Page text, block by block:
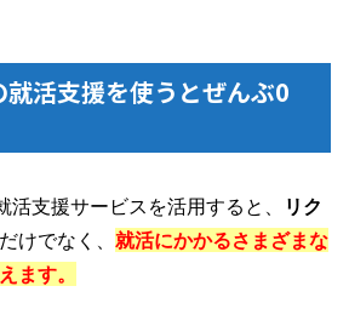
就活支援を使うとぜんぶ0
活支援サービスを活用すると、
リク
だけでなく、 就活にかかるさまざまな
ます。